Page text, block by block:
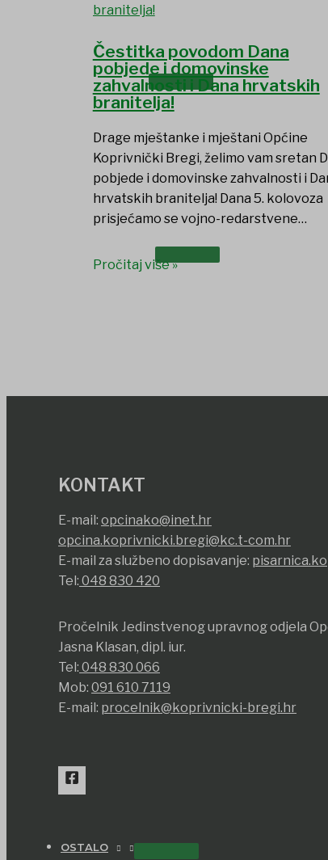
USTANOVE
OSTALO
Čestitka povodom Dana
pobjede i domovinske
zahvalnosti i Dana hrvatskih
branitelja!
Drage mještanke i mještani Općine
Koprivnički Bregi, želimo vam sretan
pobjede i domovinske zahvalnosti i
hrvatskih branitelja! Dana 5. kolovoza
prisjećamo se vojno-redarstvene…
Pročitaj više »
KONTAKT
E-mail: opcinako@inet.hr
opcina.koprivnicki.bregi@kc.t-com.hr
E-mail za službeno dopisavanje:
Tel: 048 830 420
Pročelnik Jedinstvenog upravnog odjela
Jasna Klasan, dipl. iur.
Tel: 048 830 066
Mob: 091 610 7119
E-mail: procelnik@koprivnicki-bregi.hr